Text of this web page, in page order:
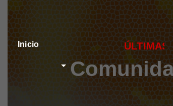
Inicio ÚLTIMAS NOTICIAS